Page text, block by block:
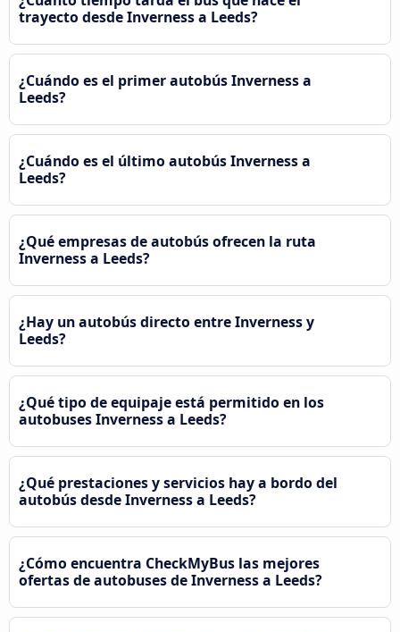
trayecto desde Inverness a Leeds?
¿Cuándo es el primer autobús Inverness a
Leeds?
¿Cuándo es el último autobús Inverness a
Leeds?
¿Qué empresas de autobús ofrecen la ruta
Inverness a Leeds?
¿Hay un autobús directo entre Inverness y
Leeds?
¿Qué tipo de equipaje está permitido en los
autobuses Inverness a Leeds?
¿Qué prestaciones y servicios hay a bordo del
autobús desde Inverness a Leeds?
¿Cómo encuentra CheckMyBus las mejores
ofertas de autobuses de Inverness a Leeds?